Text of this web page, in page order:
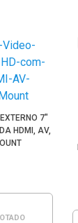
7"
HDMI, AV,